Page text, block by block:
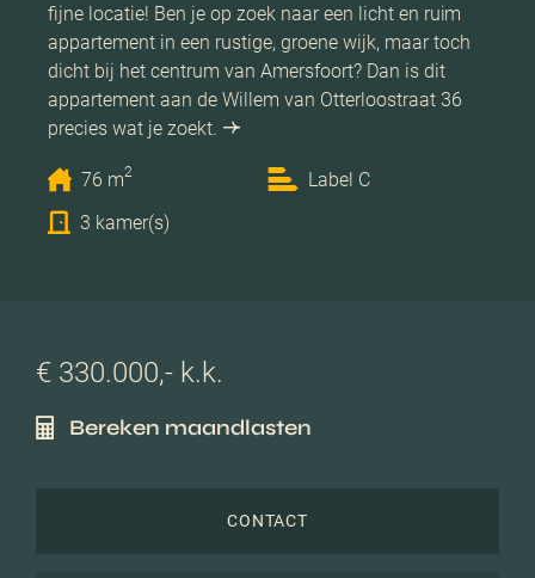
fijne locatie! Ben je op zoek naar een licht en ruim
appartement in een rustige, groene wijk, maar toch
dicht bij het centrum van Amersfoort? Dan is dit
appartement aan de Willem van Otterloostraat 36
precies wat je zoekt.
76 m2
Label C
3 kamer(s)
€ 330.000,- k.k.
Bereken maandlasten
CONTACT